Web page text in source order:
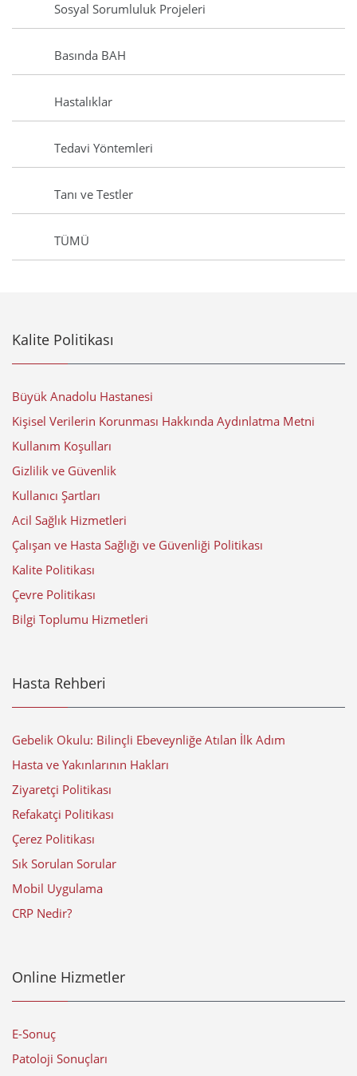
Sosyal Sorumluluk Projeleri
Basında BAH
Hastalıklar
Tedavi Yöntemleri
Tanı ve Testler
TÜMÜ
Kalite Politikası
Büyük Anadolu Hastanesi
Kişisel Verilerin Korunması Hakkında Aydınlatma Metni
Kullanım Koşulları
Gizlilik ve Güvenlik
Kullanıcı Şartları
Acil Sağlık Hizmetleri
Çalışan ve Hasta Sağlığı ve Güvenliği Politikası
Kalite Politikası
Çevre Politikası
Bilgi Toplumu Hizmetleri
Hasta Rehberi
Gebelik Okulu: Bilinçli Ebeveynliğe Atılan İlk Adım
Hasta ve Yakınlarının Hakları
Ziyaretçi Politikası
Refakatçi Politikası
Çerez Politikası
Sık Sorulan Sorular
Mobil Uygulama
CRP Nedir?
Online Hizmetler
E-Sonuç
Patoloji Sonuçları